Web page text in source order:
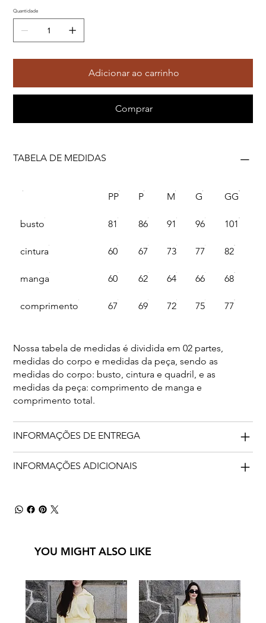
Quantidade
Adicionar ao carrinho
Comprar
TABELA DE MEDIDAS
PP P M G GG
busto 81 86 91 96 101
cintura 60 67 73 77 82
manga 60 62 64 66 68
comprimento 67 69 72 75 77
Nossa tabela de medidas é dividida em 02 partes,
medidas do corpo e medidas da peça, sendo as
medidas do corpo: busto, cintura e quadril, e as
medidas da peça: comprimento de manga e
comprimento total.
INFORMAÇÕES DE ENTREGA
INFORMAÇÕES ADICIONAIS
YOU MIGHT ALSO LIKE